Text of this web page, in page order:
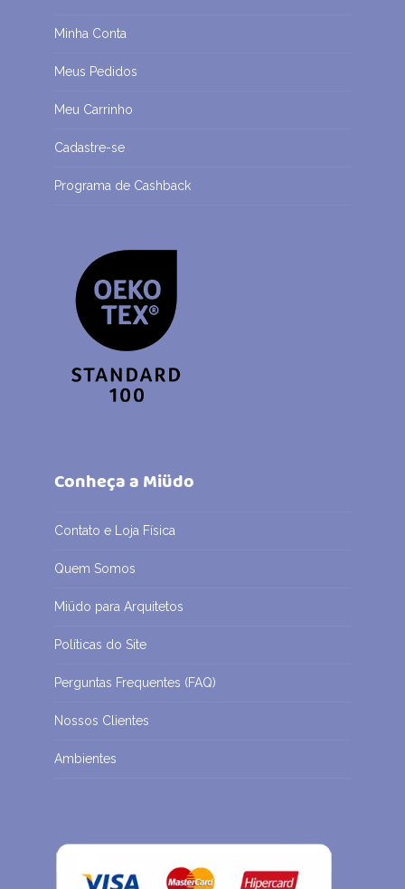
Minha Conta
Meus Pedidos
Meu Carrinho
Cadastre-se
Programa de Cashback
Conheça a Miüdo
Contato e Loja Física
Quem Somos
Miüdo para Arquitetos
Políticas do Site
Perguntas Frequentes (FAQ)
Nossos Clientes
Ambientes